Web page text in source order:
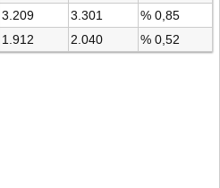
3.209 3.301
% 0,85
1.912 2.040 % 0,52